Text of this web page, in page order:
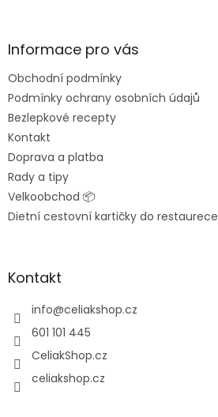
aInformace pro vás
Obchodní podmínky
Podmínky ochrany osobních údajů
Bezlepkové recepty
Kontakt
Doprava a platba
Rady a tipy
Velkoobchod 📦
Dietní cestovní kartičky do restaurece
Kontakt
info@celiakshop.cz
601 101 445
CeliakShop.cz
celiakshop.cz